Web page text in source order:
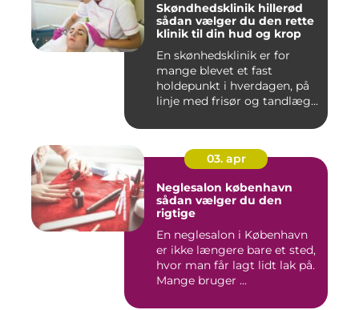
Skøndhedsklinik hillerød
sådan vælger du den rette
klinik til din hud og krop
En skønhedsklinik er for
mange blevet et fast
holdepunkt i hverdagen, på
linje med frisør og tandlæg...
03. apr
Neglesalon københavn
sådan vælger du den
rigtige
En neglesalon i København
er ikke længere bare et sted,
hvor man får lagt lidt lak på.
Mange bruger ...